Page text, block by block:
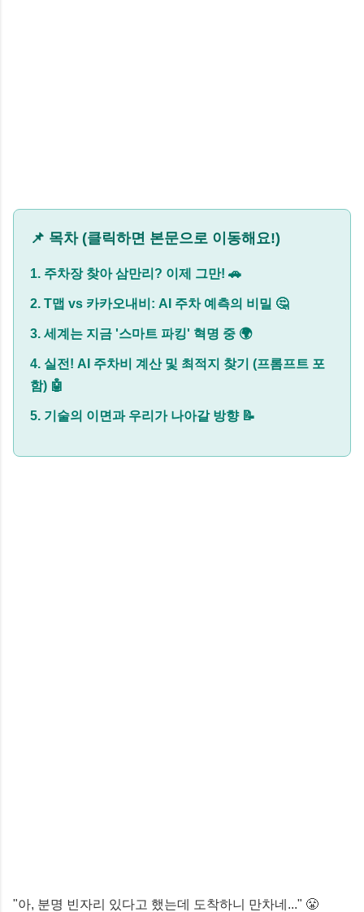
📌 목차 (클릭하면 본문으로 이동해요!)
1. 주차장 찾아 삼만리? 이제 그만! 🚗
2. T맵 vs 카카오내비: AI 주차 예측의 비밀 🤔
3. 세계는 지금 '스마트 파킹' 혁명 중 🌍
4. 실전! AI 주차비 계산 및 최적지 찾기 (프롬프트 포
함) 🤖
5. 기술의 이면과 우리가 나아갈 방향 📝
"아, 분명 빈자리 있다고 했는데 도착하니 만차네..." 😤